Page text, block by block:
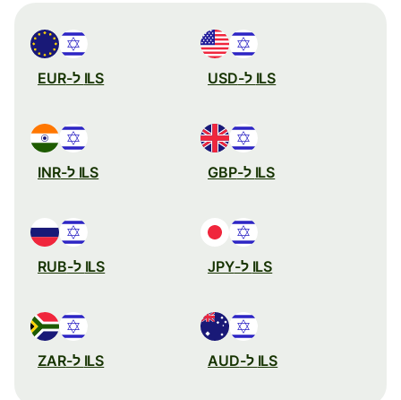
ILS ל-USD ILS ל-EUR
ILS ל-GBP ILS ל-INR
ILS ל-JPY ILS ל-RUB
ILS ל-AUD ILS ל-ZAR